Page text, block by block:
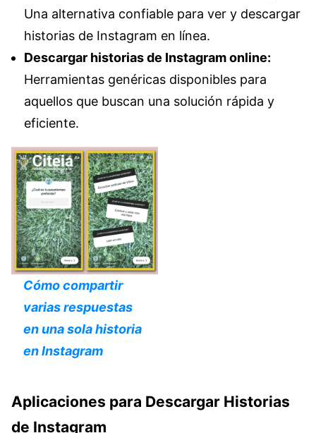
Una alternativa confiable para ver y descargar
historias de Instagram en línea.
Descargar historias de Instagram online:
Herramientas genéricas disponibles para
aquellos que buscan una solución rápida y
eficiente.
Cómo compartir
varias respuestas
en una sola historia
en Instagram
Aplicaciones para Descargar Historias
de Instagram